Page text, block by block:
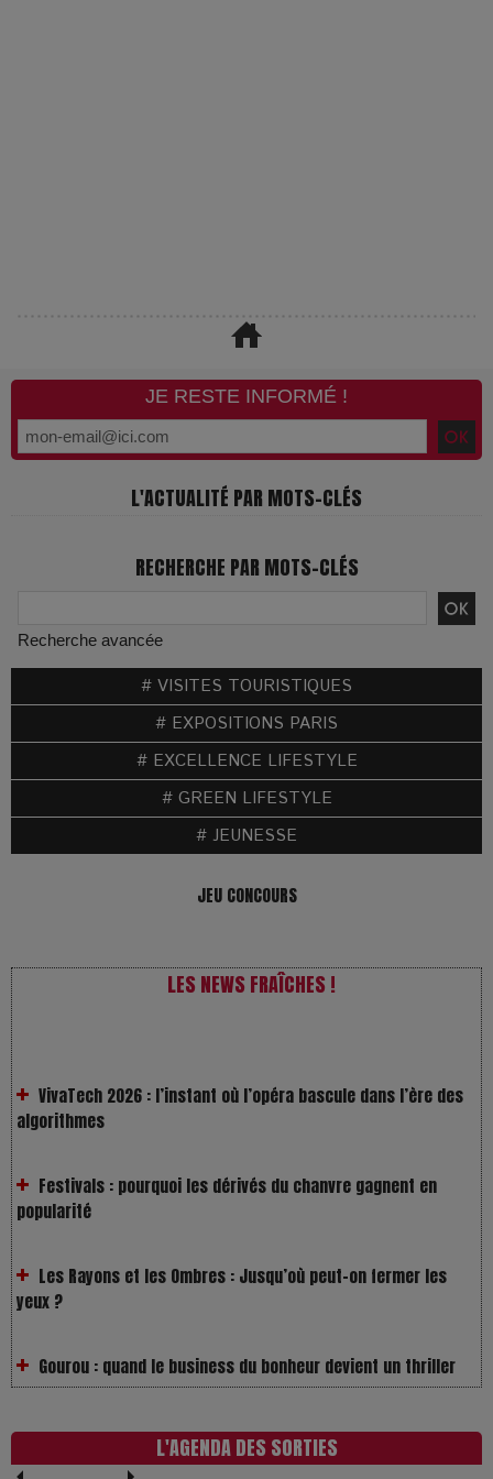
JE RESTE INFORMÉ !
L'ACTUALITÉ PAR MOTS-CLÉS
RECHERCHE PAR MOTS-CLÉS
Recherche avancée
# VISITES TOURISTIQUES
# EXPOSITIONS PARIS
# EXCELLENCE LIFESTYLE
# GREEN LIFESTYLE
# JEUNESSE
JEU CONCOURS
LES NEWS FRAÎCHES !
LOL 2.0 : aimer, grandir et se comprendre à l’ère des
L'AGENDA DES SORTIES